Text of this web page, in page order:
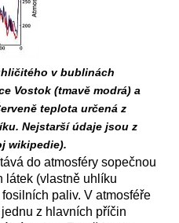
v bublinách
Vostok (tmavě modrá) a
teplota určená z
Nejstarší údaje jsou z
wikipedie).
do atmosféry sopečnou
látek (vlastně uhlíku
paliv. V atmosféře
z hlavních příčin